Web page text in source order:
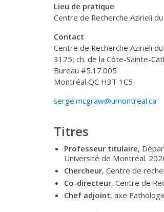
Lieu de pratique
Centre de Recherche Azirieli
Contact
Centre de Recherche Azirieli
3175, ch. de la Côte-Sainte-
Bureau #5.17.005
Montréal QC H3T 1C5
serge.mcgraw@umontreal.ca
Titres
Professeur titulaire,
Université de Montréal.
Chercheur, Centre de
Co-directeur, Centre de
Chef adjoint, axe